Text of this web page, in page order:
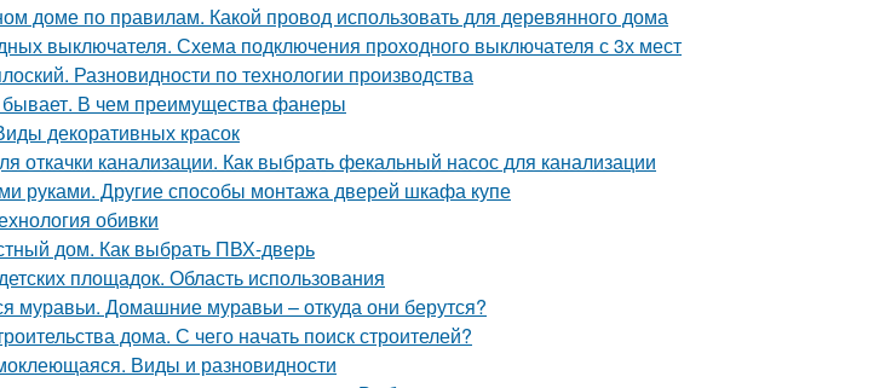
доме по правилам. Какой провод использовать для деревянного дома
выключателя. Схема подключения проходного выключателя с 3х мест
Разновидности по технологии производства
В чем преимущества фанеры
декоративных красок
откачки канализации. Как выбрать фекальный насос для канализации
руками. Другие способы монтажа дверей шкафа купе
обивки
дом. Как выбрать ПВХ-дверь
площадок. Область использования
муравьи. Домашние муравьи – откуда они берутся?
дома. С чего начать поиск строителей?
Виды и разновидности